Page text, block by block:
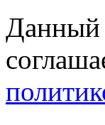
Данный